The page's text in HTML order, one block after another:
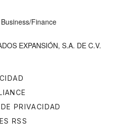
PRIVACIDAD
RSS
Business/Finance
EXPANSIÓN, S.A. DE C.V.